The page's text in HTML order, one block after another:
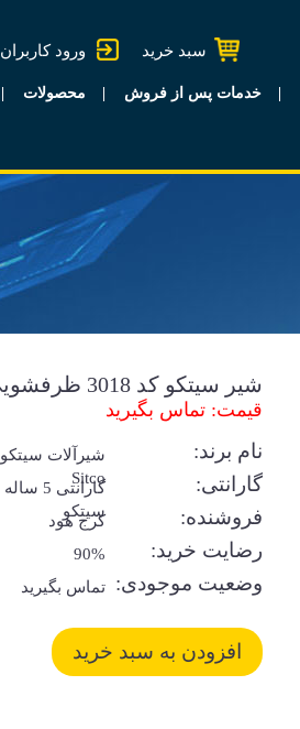
ورود کاربران سبد خرید
محصولات خدمات پس از فروش
شیر سیتکو کد 3018 ظرفشویی شاوری سفید
قیمت: تماس بگیرید
نام برند:
شیرآلات سیتکو
Sitco
گارانتی:
گارانتی 5 ساله
سیتکو
فروشنده: کرج هود
رضایت خرید: 90%
وضعیت موجودی: تماس بگیرید